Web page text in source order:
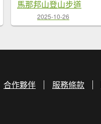
馬那邦山登山步道
2025-10-26
合作夥伴 服務條款